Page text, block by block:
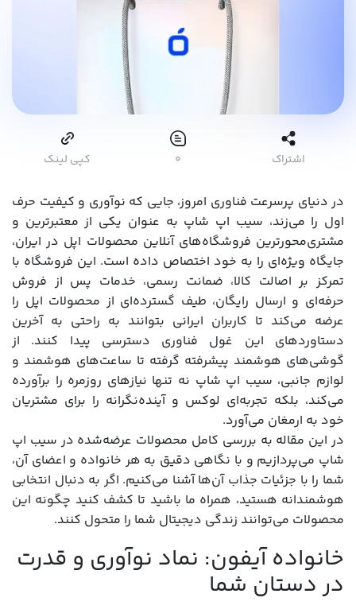
اشتراک ۰ کپی لینک
در دنیای پرسرعت فناوری امروز، جایی که نوآوری و کیفیت حرف
اول را می‌زند، سیب اپ شاپ به عنوان یکی از معتبرترین و
مشتری‌محورترین فروشگاه‌های آنلاین محصولات اپل در ایران،
جایگاه ویژه‌ای را به خود اختصاص داده است. این فروشگاه با
تمرکز بر اصالت کالا، ضمانت رسمی، خدمات پس از فروش
حرفه‌ای و ارسال رایگان، طیف گسترده‌ای از محصولات اپل را
عرضه می‌کند تا کاربران ایرانی بتوانند به راحتی به آخرین
دستاوردهای این غول فناوری دسترسی پیدا کنند. از
گوشی‌های هوشمند پیشرفته گرفته تا ساعت‌های هوشمند و
لوازم جانبی، سیب اپ شاپ نه تنها نیازهای روزمره را برآورده
می‌کند، بلکه تجربه‌ای لوکس و آینده‌نگرانه را برای مشتریان
خود به ارمغان می‌آورد.
در این مقاله به بررسی کامل محصولات عرضه‌شده در سیب اپ
شاپ می‌پردازیم و با نگاهی دقیق به هر خانواده و اعضای آن،
شما را با جزئیات جذاب آن‌ها آشنا می‌کنیم. اگر به دنبال انتخابی
هوشمندانه هستید، همراه ما باشید تا کشف کنید چگونه این
محصولات می‌توانند زندگی دیجیتال شما را متحول کنند.
خانواده آیفون: نماد نوآوری و قدرت
در دستان شما